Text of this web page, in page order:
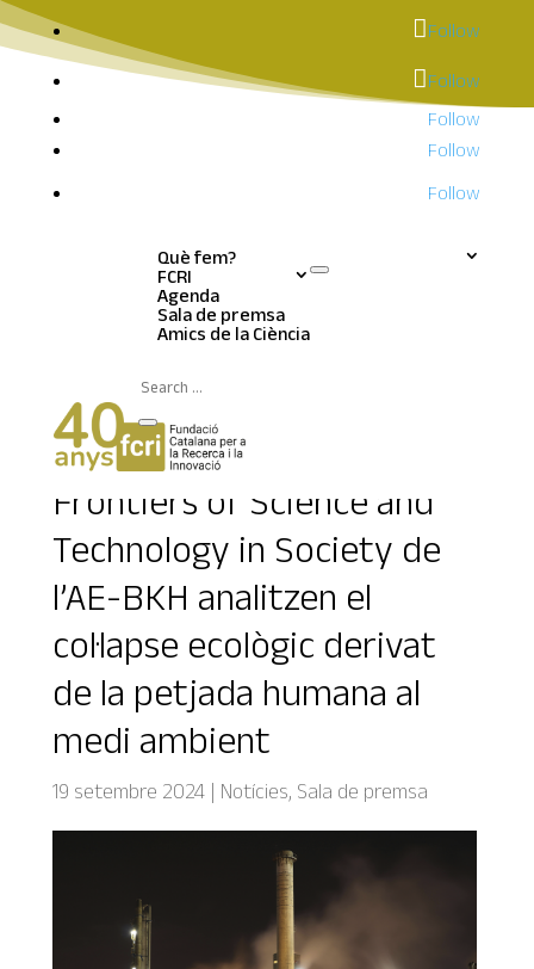
Follow
Follow
Follow
Follow
Follow
Què fem?
FCRI
Agenda
Sala de premsa
Amics de la Ciència
Notícies | Sala de
premsa
Els diàlegs científics
Frontiers of Science and
Technology in Society de
l’AE-BKH analitzen el
col·lapse ecològic derivat
de la petjada humana al
medi ambient
19 setembre 2024 Notícies, Sala de premsa